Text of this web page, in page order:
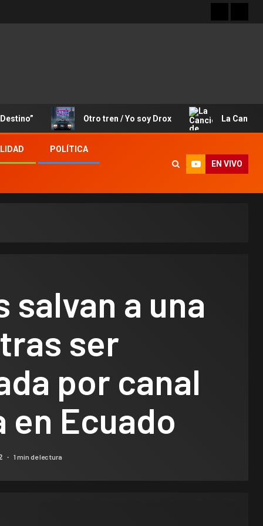
Otro tren / Yo soy Drox La Canción de
POLÍTICA
EN VIVO
salvan a una
ser
por canal
en Ecuado
1 min de lectura